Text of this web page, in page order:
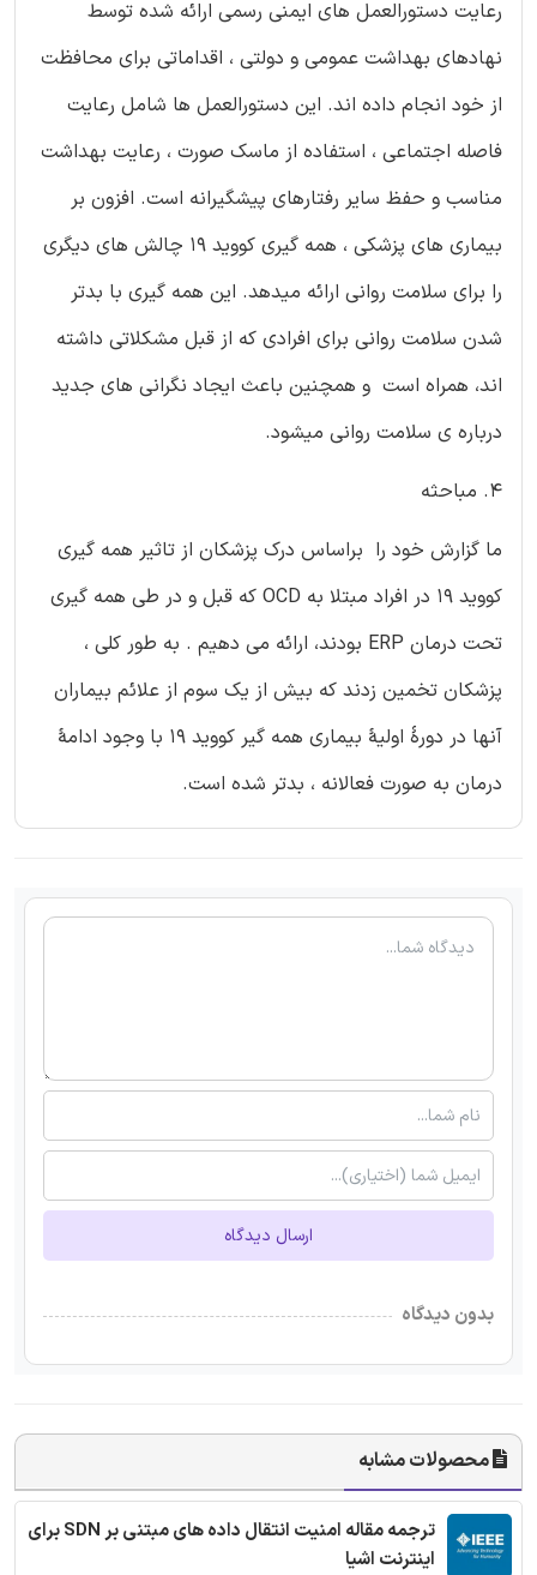
رعایت دستورالعمل های ایمنی رسمی ارائه شده توسط
نهادهای بهداشت عمومی و دولتی ، اقداماتی برای محافظت
از خود انجام داده اند. این دستورالعمل ها شامل رعایت
فاصله اجتماعی ، استفاده از ماسک صورت ، رعایت بهداشت
مناسب و حفظ سایر رفتارهای پیشگیرانه است. افزون بر
بیماری های پزشکی ، همه گیری کووید 19 چالش های دیگری
را برای سلامت روانی ارائه میدهد. این همه گیری با بدتر
شدن سلامت روانی برای افرادی که از قبل مشکلاتی داشته
اند، همراه است و همچنین باعث ایجاد نگرانی های جدید
درباره ی سلامت روانی میشود.
4. مباحثه
ما گزارش خود را براساس درک پزشکان از تاثیر همه گیری
کووید 19 در افراد مبتلا به OCD که قبل و در طی همه گیری
تحت درمان ERP بودند، ارائه می دهیم . به طور کلی ،
پزشکان تخمین زدند که بیش از یک سوم از علائم بیماران
آنها در دورۀ اولیۀ بیماری همه گیر کووید 19 با وجود ادامۀ
درمان به صورت فعالانه ، بدتر شده است.
ارسال دیدگاه
بدون دیدگاه
محصولات مشابه
ترجمه مقاله امنیت انتقال داده های مبتنی بر SDN برای
اینترنت اشیا